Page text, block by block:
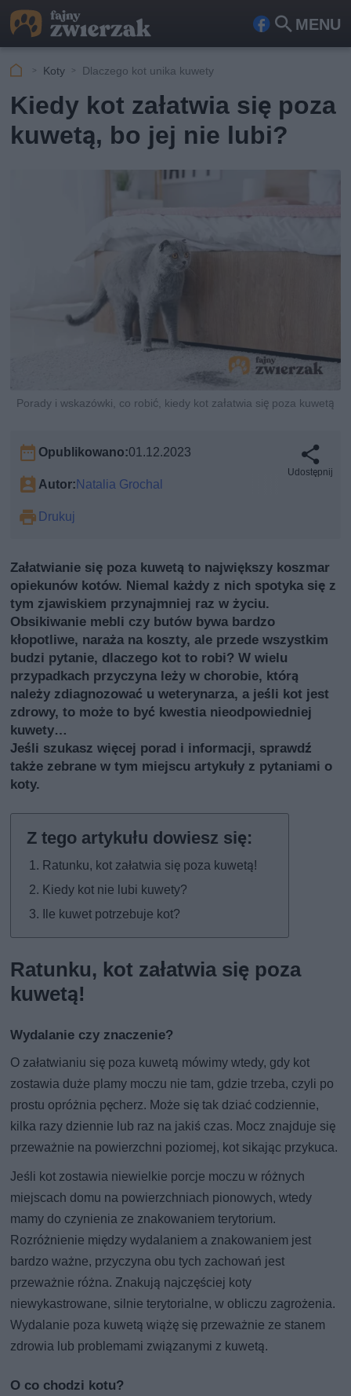
MENU
Fa Szu
Koty Dlaczego kot unika kuwety
Kiedy kot załatwia się poza
kuwetą, bo jej nie lubi?
Porady i wskazówki, co robić, kiedy kot załatwia się poza kuwetą
Opublikowano:01.12.2023
Autor:Natalia Grochal
Drukuj
Udostępnij
Załatwianie się poza kuwetą to największy koszmar
opiekunów kotów. Niemal każdy z nich spotyka się z
tym zjawiskiem przynajmniej raz w życiu.
Obsikiwanie mebli czy butów bywa bardzo
kłopotliwe, naraża na koszty, ale przede wszystkim
budzi pytanie, dlaczego kot to robi? W wielu
przypadkach przyczyna leży w chorobie, którą
należy zdiagnozować u weterynarza, a jeśli kot jest
zdrowy, to może to być kwestia nieodpowiedniej
kuwety…
Jeśli szukasz więcej porad i informacji, sprawdź
także zebrane w tym miejscu artykuły z pytaniami o
koty.
Ratunku, kot załatwia się poza kuwetą!
Kiedy kot nie lubi kuwety?
Ile kuwet potrzebuje kot?
Ratunku, kot załatwia się poza
kuwetą!
Wydalanie czy znaczenie?
O załatwianiu się poza kuwetą mówimy wtedy, gdy kot
zostawia duże plamy moczu nie tam, gdzie trzeba, czyli po
prostu opróżnia pęcherz. Może się tak dziać codziennie,
kilka razy dziennie lub raz na jakiś czas. Mocz znajduje się
przeważnie na powierzchni poziomej, kot sikając przykuca.
Jeśli kot zostawia niewielkie porcje moczu w różnych
miejscach domu na powierzchniach pionowych, wtedy
mamy do czynienia ze znakowaniem terytorium.
Rozróżnienie między wydalaniem a znakowaniem jest
bardzo ważne, przyczyna obu tych zachowań jest
przeważnie różna. Znakują najczęściej koty
niewykastrowane, silnie terytorialne, w obliczu zagrożenia.
Wydalanie poza kuwetą wiążę się przeważnie ze stanem
zdrowia lub problemami związanymi z kuwetą.
O co chodzi kotu?